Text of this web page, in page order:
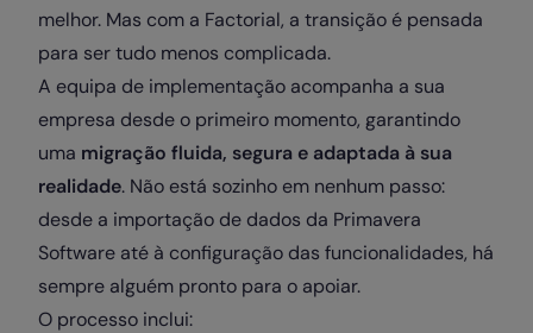
melhor. Mas com a Factorial, a transição é pensada
para ser tudo menos complicada.
A equipa de implementação acompanha a sua
empresa desde o primeiro momento, garantindo
uma migração fluida, segura e adaptada à sua
realidade. Não está sozinho em nenhum passo:
desde a importação de dados da Primavera
Software até à configuração das funcionalidades, há
sempre alguém pronto para o apoiar.
O processo inclui: